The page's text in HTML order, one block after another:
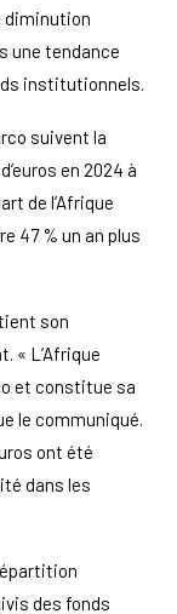
diminution
une tendance
institutionnels.
suivent la
en 2024 à
de l’Afrique
47 % un an plus
son
« L’Afrique
et constitue sa
le communiqué.
ont été
dans les
des fonds